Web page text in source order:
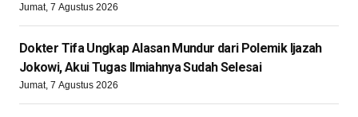
Jumat, 7 Agustus 2026
Dokter Tifa Ungkap Alasan Mundur dari Polemik Ijazah
Jokowi, Akui Tugas Ilmiahnya Sudah Selesai
Jumat, 7 Agustus 2026